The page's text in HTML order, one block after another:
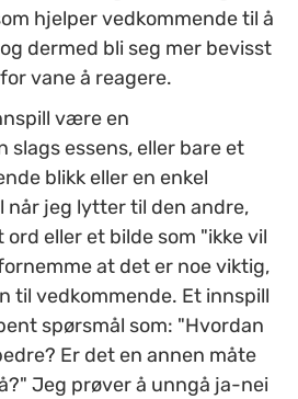
hjelper vedkommende til å
dermed bli seg mer bevisst
vane å reagere.
være en
slags essens, eller bare et
blikk eller en enkel
når jeg lytter til den andre,
eller et bilde som "ikke vil
at det er noe viktig,
til vedkommende. Et innspill
spørsmål som: "Hvordan
Er det en annen måte
Jeg prøver å unngå ja-nei